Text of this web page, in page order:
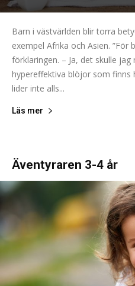
Barn i västvärlden blir torra
exempel Afrika och Asien. ”För
förklaringen. – Ja, det skulle
hypereffektiva blöjor som finns
lider inte alls...
Läs mer
Äventyraren 3-4 år